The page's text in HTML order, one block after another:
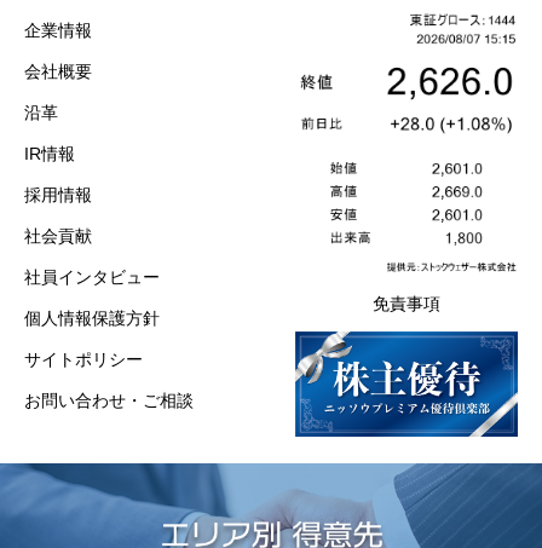
企業情報
会社概要
沿革
IR情報
採用情報
社会貢献
社員インタビュー
個人情報保護方針
サイトポリシー
お問い合わせ・ご相談
免責事項